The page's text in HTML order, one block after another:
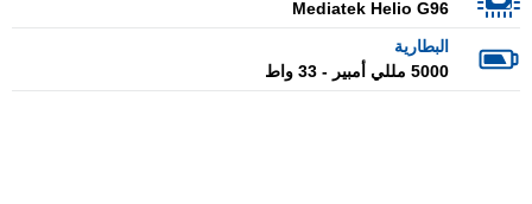
Mediatek Helio G96
البطارية
5000 مللي أمبير - 33 واط